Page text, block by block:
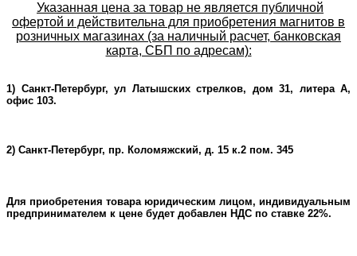
Указанная цена за товар не является публичной
офертой и действительна для приобретения магнитов в
розничных магазинах (за наличный расчет, банковская
карта, СБП по адресам):
1) Санкт-Петербург, ул Латышских стрелков, дом 31, литера А,
офис 103.
2) Санкт-Петербург, пр. Коломяжский, д. 15 к.2 пом. 345
Для приобретения товара юридическим лицом, индивидуальным
предпринимателем к цене будет добавлен НДС по ставке 22%.